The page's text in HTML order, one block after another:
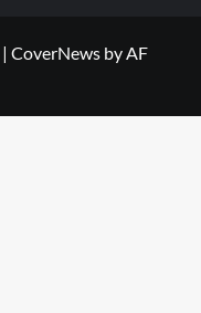
| CoverNews by AF